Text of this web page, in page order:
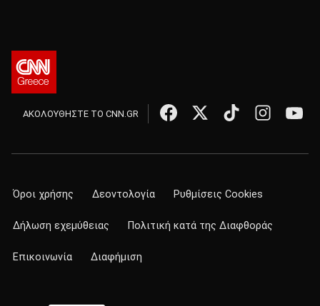
ΑΚΟΛΟΥΘΗΣΤΕ ΤΟ CNN.GR
Όροι χρήσης Δεοντολογία Ρυθμίσεις Cookies
Δήλωση εχεμύθειας Πολιτική κατά της Διαφθοράς
Επικοινωνία Διαφήμιση